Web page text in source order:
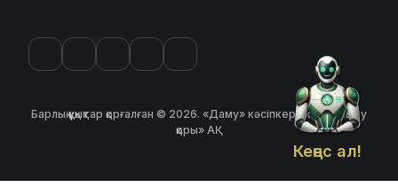
Кеңес ал!
Барлық құқықтар қорғалған © 2026. «Даму» кәсіпкерлікті дамыту
қоры» АҚ